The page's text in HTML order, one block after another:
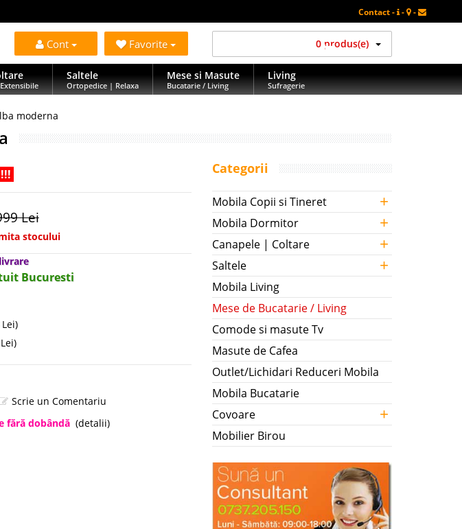
Contact - - -
Cont Favorite 0 produs(e)
Saltele
Ortopedice | Relaxa
Mese si Masute
Bucatarie / Living
Living
Sufragerie
moderna
Lei
stocului
Bucuresti
Scrie un Comentariu
fără dobândă (detalii)
Categorii
Mobila Copii si Tineret +
Mobila Dormitor +
Canapele | Coltare +
Saltele +
Mobila Living
Mese de Bucatarie / Living
Comode si masute Tv
Masute de Cafea
Outlet/Lichidari Reduceri Mobila
Mobila Bucatarie
Covoare
+
Mobilier Birou